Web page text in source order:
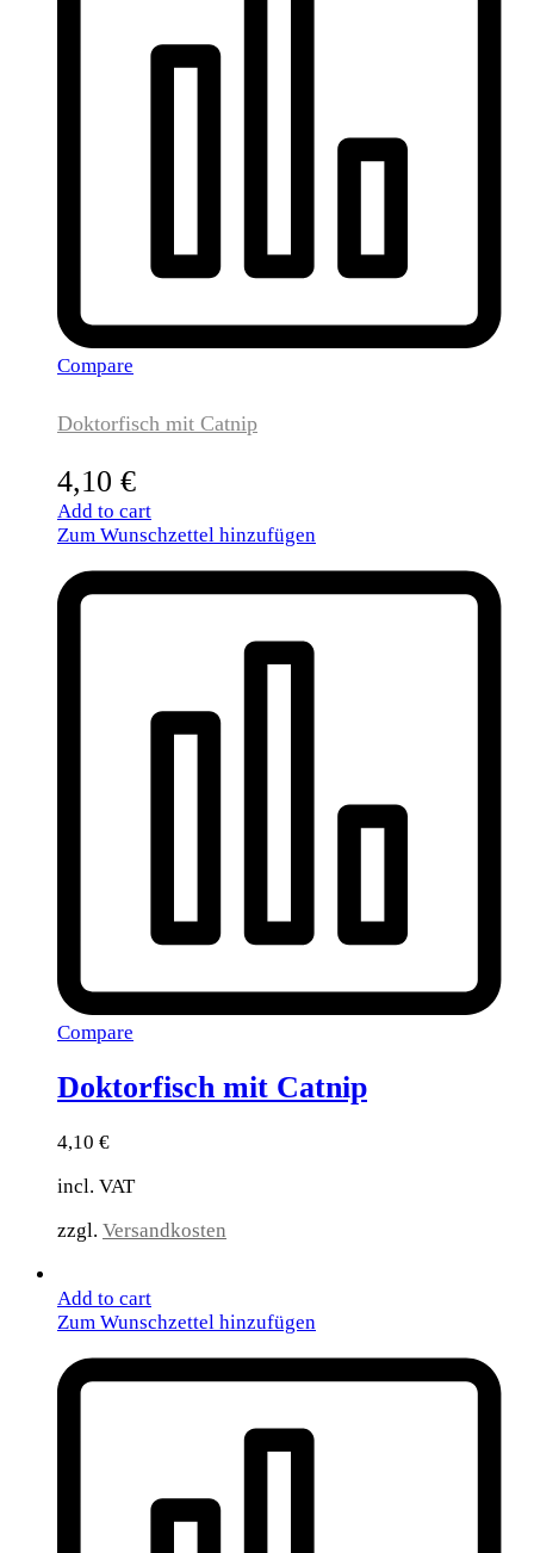
Compare
Doktorfisch mit Catnip
4,10 €
Add to cart
Zum Wunschzettel hinzufügen
Compare
Doktorfisch mit Catnip
4,10 €
incl. VAT
zzgl. Versandkosten
Add to cart
Zum Wunschzettel hinzufügen